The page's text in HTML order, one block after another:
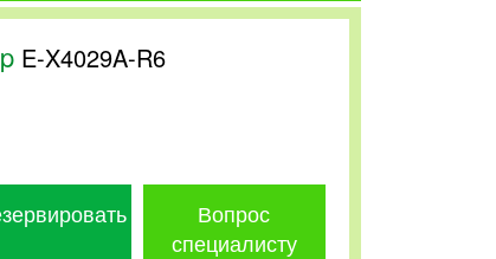
E-X4029A-R6
Вопрос
специалисту